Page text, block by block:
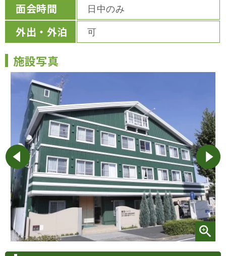
面会時間 日中のみ
外出・外泊 可
施設写真